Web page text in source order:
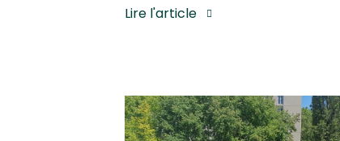
Lire l'article